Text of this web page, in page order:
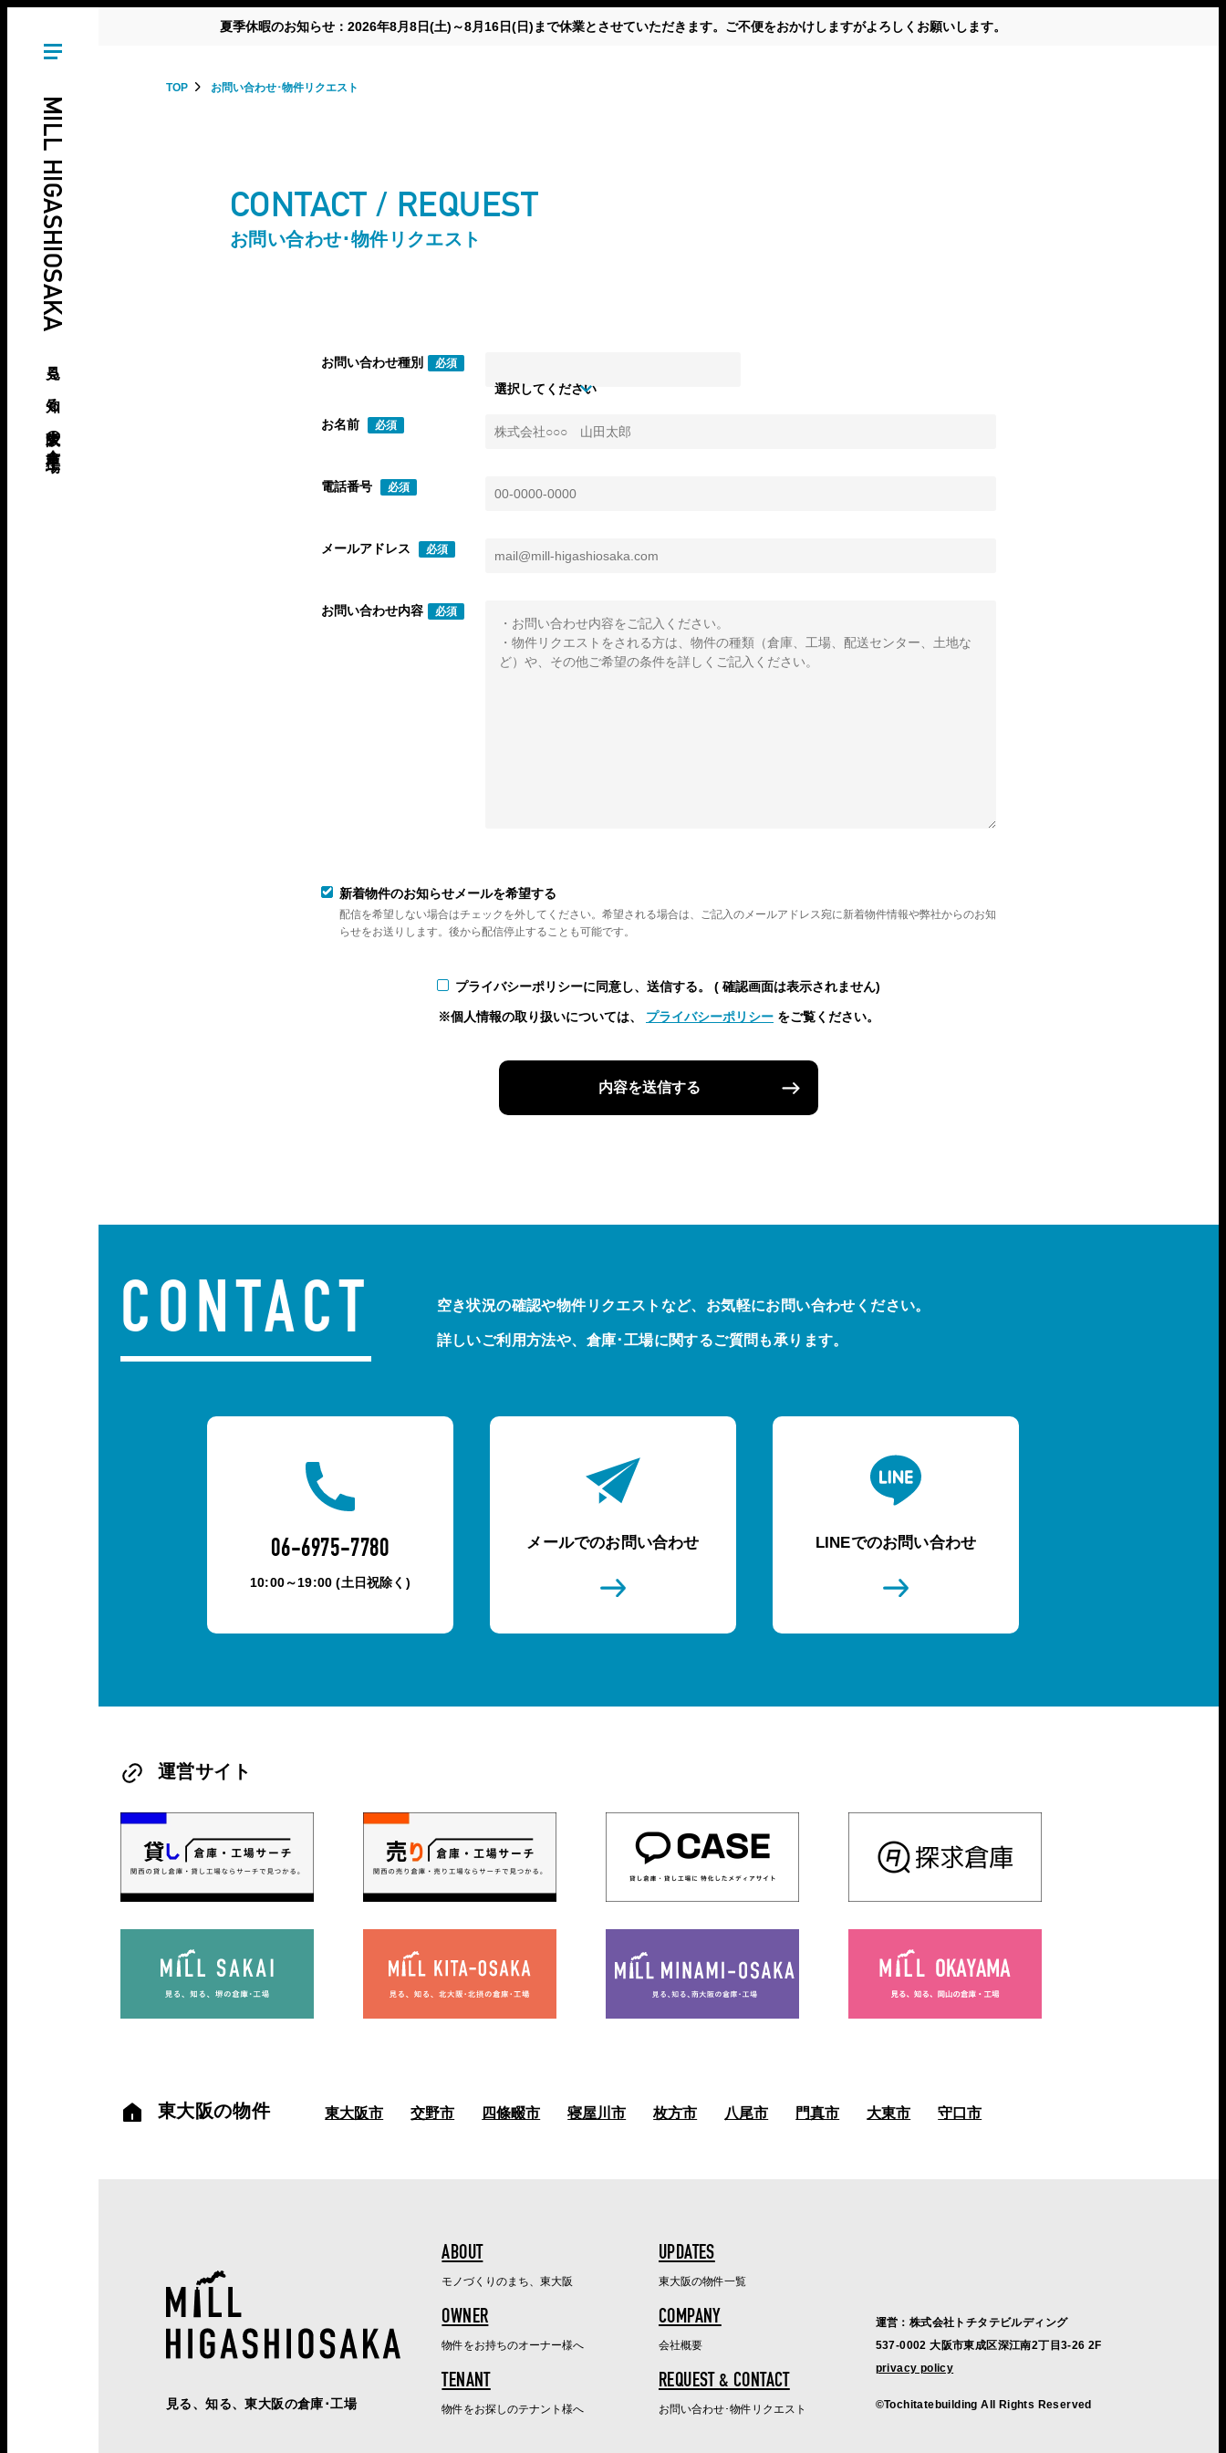
夏季休暇のお知らせ：2026年8月8日(土)～8月16日(日)まで休業とさせていただきます。ご不便をおかけしますがよろしくお願いします。
MILL HIGASHIOSAKA
見る、知る、東大阪の倉庫･工場
TOP お問い合わせ･物件リクエスト
CONTACT / REQUEST
お問い合わせ･物件リクエスト
お問い合わせ種別 必須
選択してください
お名前 必須
電話番号 必須
メールアドレス 必須
お問い合わせ内容 必須
新着物件のお知らせメールを希望する
配信を希望しない場合はチェックを外してください。希望される場合は、ご記入のメールアドレス宛に新着物件情報や弊社からのお知
らせをお送りします。後から配信停止することも可能です。
プライバシーポリシーに同意し、送信する。 ( 確認画面は表示されません)
※個人情報の取り扱いについては、 プライバシーポリシー をご覧ください。
内容を送信する
CONTACT 空き状況の確認や物件リクエストなど、お気軽にお問い合わせください。
詳しいご利用方法や、倉庫･工場に関するご質問も承ります。
06-6975-7780
10:00～19:00 (土日祝除く)
メールでのお問い合わせ LINEでのお問い合わせ
運営サイト
東大阪の物件 東大阪市 交野市 四條畷市 寝屋川市 枚方市 八尾市 門真市 大東市 守口市
見る、知る、東大阪の倉庫･工場
ABOUT
モノづくりのまち、東大阪
UPDATES
東大阪の物件一覧
OWNER
物件をお持ちのオーナー様へ
COMPANY
会社概要
TENANT
物件をお探しのテナント様へ
REQUEST & CONTACT
お問い合わせ･物件リクエスト
運営：株式会社トチタテビルディング
537-0002 大阪市東成区深江南2丁目3-26 2F
privacy policy
©Tochitatebuilding All Rights Reserved